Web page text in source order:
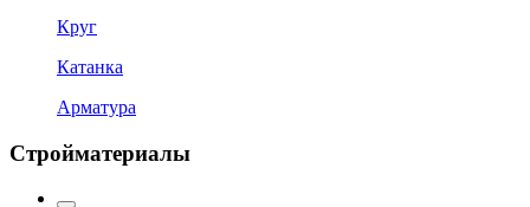
Круг
Катанка
Арматура
Стройматериалы